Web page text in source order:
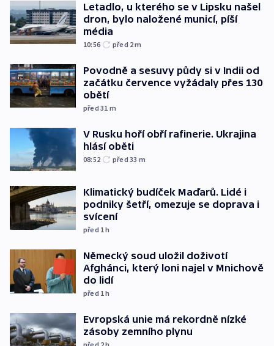
Letadlo, u kterého se v Lipsku našel
dron, bylo naložené municí, píší
média
10:56 před 2m
Povodně a sesuvy půdy si v Indii od
začátku července vyžádaly přes 130
obětí
před 31 m
V Rusku hoří obří rafinerie. Ukrajina
hlásí oběti
08:52 před 33 m
Klimatický budíček Maďarů. Lidé i
podniky šetří, omezuje se doprava i
svícení
před 1h
Německý soud uložil doživotí
Afghánci, který loni najel v Mnichově
do lidí
před 1h
Evropská unie má rekordně nízké
zásoby zemního plynu